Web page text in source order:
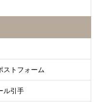
ストフォーム
ル引手